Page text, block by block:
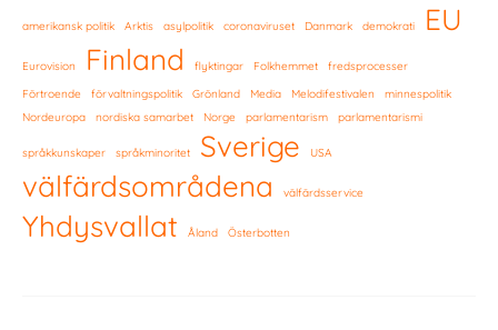
amerikansk politik Arktis asylpolitik coronaviruset Danmark demokrati EU
Eurovision Finland flyktingar Folkhemmet
fredsprocesser
Förtroende
förvaltningspolitik Grönland Media Melodifestivalen
minnespolitik
Nordeuropa
nordiska samarbet Norge parlamentarism parlamentarismi
språkkunskaper språkminoritet Sverige USA
välfärdsområdena välfärdsservice
Yhdysvallat Åland Österbotten